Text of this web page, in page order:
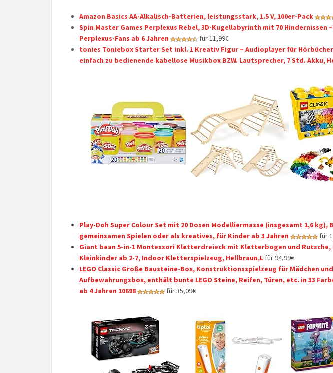
Amazon Basics AA-Alkalisch-Batterien, leistungsstark, 1.5 V, 100er-Pack
Spin Master Games Perplexus Rebel, 3D-Kugellabyrinth mit 70
Perplexus-Fans ab 6 Jahren
für 11,99€
tonies Toniebox Starter Set inkl. 1 Kreativ Figur – Audioplayer für
einfach zu bedienende kabellose Musikbox BZW. Lautsprecher, 7 Std. Akku,
Play-Doh Super Colour Set mit 20 Dosen Modelliermasse (insgesamt 1,6 kg),
gemeinsamen Spielen oder als kreatives, für Kinder ab 3 Jahren
für
Giant bean 5-in-1 Montessori Kletterdreieck mit Kletterbogen und
Kleinkinder ab 2-7, Indoor Kletterspielzeug, Hellbraun,L für 94,99€
LEGO Classic Große Bausteine-Box, Konstruktionsspielzeug für Mädchen
Aufbewahrungsbox, enthält bunte LEGO Steine, Reifen, Türen, etc. in 33
ab 4 Jahren 10698
für 35,09€